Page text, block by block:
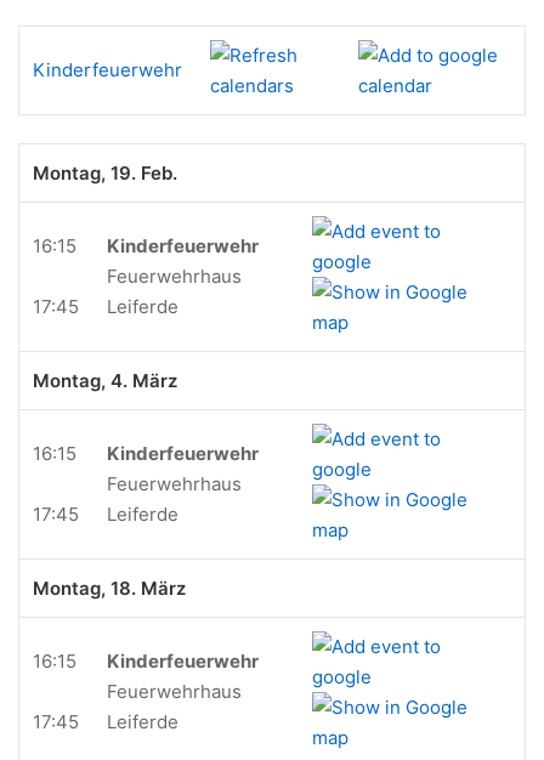
Kinderfeuerwehr
Montag, 19. Feb.
16:15
17:45
Kinderfeuerwehr
Feuerwehrhaus
Leiferde
Montag, 4. März
16:15
17:45
Kinderfeuerwehr
Feuerwehrhaus
Leiferde
Montag, 18. März
16:15
17:45
Kinderfeuerwehr
Feuerwehrhaus
Leiferde